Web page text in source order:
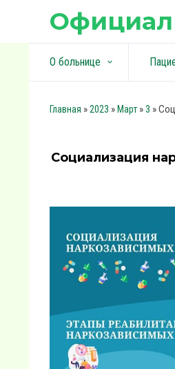
О больнице keyboard_arrow_down
Главная »2023 » Март »3 »
Социализация